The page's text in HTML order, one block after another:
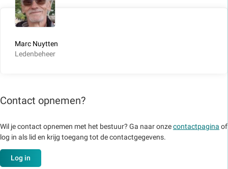
Marc Nuytten
Ledenbeheer
Contact opnemen?
Wil je contact opnemen met het bestuur? Ga naar onzecontactpagina of
log in als lid en krijg toegang tot de contactgegevens.
Log in